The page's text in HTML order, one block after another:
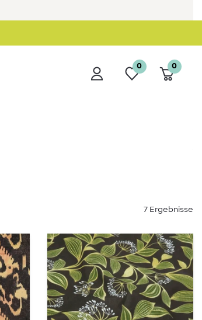
0 0
7 Ergebnisse